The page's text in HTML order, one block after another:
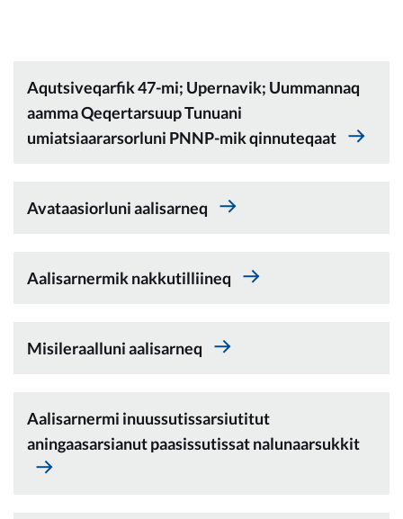
Kommune pillugu
Aqutsiveqarfik 47-mi; Upernavik; Uummannaq
aamma Qeqertarsuup Tunuani
umiatsiaararsorluni PNNP-mik qinnuteqaat
Avataasiorluni aalisarneq
Aalisarnermik nakkutilliineq
Misileraalluni aalisarneq
Aalisarnermi inuussutissarsiutitut
aningaasarsianut paasissutissat nalunaarsukkit